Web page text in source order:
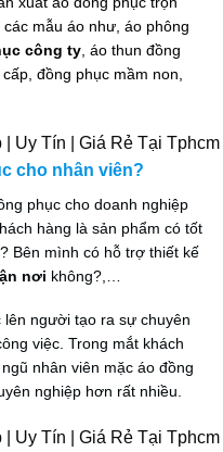
mẫu áo như, áo phông
công ty , áo thun đồng
đồng phục mầm non,
cho nhân viên?
phục cho doanh nghiệp
hàng là sản phẩm có tốt
Bên mình có hỗ trợ thiết kế
nơi không?,…
lên người tạo ra sự chuyên
việc. Trong mắt khách
nhân viên mặc áo đồng
nghiệp hơn rất nhiều.